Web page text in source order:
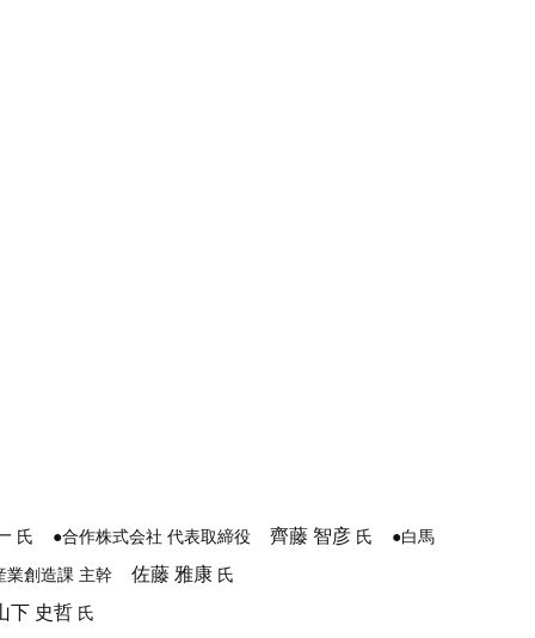
氏 ●合作株式会社 代表取締役 齊藤 智彦 氏
●白馬
業創造課 主幹 佐藤 雅康 氏
下 史哲 氏